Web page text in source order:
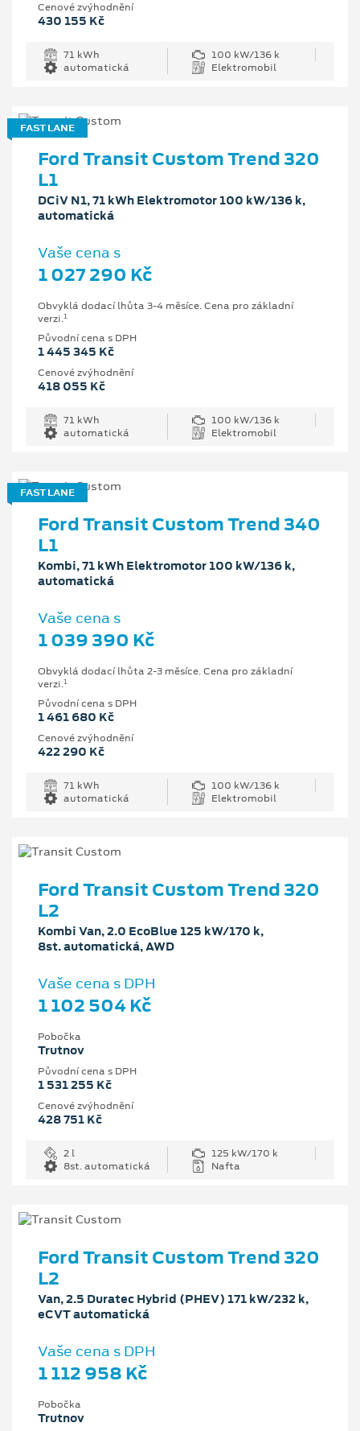
Cenové zvýhodnění
430 155 Kč
71 kWh
100 kW/136 k
automatická
Elektromobil
FAST LANE
Ford Transit Custom Trend 320
L1
DCiV N1, 71 kWh Elektromotor 100 kW/136 k,
automatická
Vaše cena s
1 027 290 Kč
Obvyklá dodací lhůta 3-4 měsíce. Cena pro základní
verzi.1
Původní cena s DPH
1 445 345 Kč
Cenové zvýhodnění
418 055 Kč
71 kWh
100 kW/136 k
automatická
Elektromobil
FAST LANE
Ford Transit Custom Trend 340
L1
Kombi, 71 kWh Elektromotor 100 kW/136 k,
automatická
Vaše cena s
1 039 390 Kč
Obvyklá dodací lhůta 2-3 měsíce. Cena pro základní
verzi.1
Původní cena s DPH
1 461 680 Kč
Cenové zvýhodnění
422 290 Kč
71 kWh
100 kW/136 k
automatická
Elektromobil
Ford Transit Custom Trend 320
L2
Kombi Van, 2.0 EcoBlue 125 kW/170 k,
8st. automatická, AWD
Vaše cena s DPH
1 102 504 Kč
Pobočka
Trutnov
Původní cena s DPH
1 531 255 Kč
Cenové zvýhodnění
428 751 Kč
2 l
125 kW/170 k
8st. automatická
Nafta
Ford Transit Custom Trend 320
L2
Van, 2.5 Duratec Hybrid (PHEV) 171 kW/232 k,
eCVT automatická
Vaše cena s DPH
1 112 958 Kč
Pobočka
Trutnov